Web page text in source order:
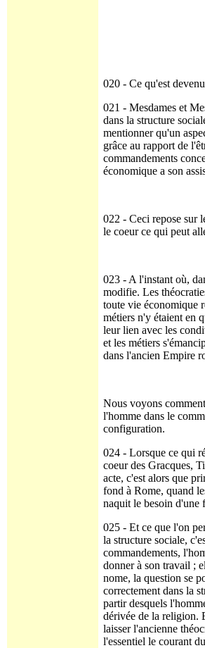
020 - Ce qu'est
021 - Mesdames et
dans la structure
mentionner qu'un
grâce au rapport de
commandements
économique a son
022 - Ceci repose sur
le coeur ce qui peut
023 - A l'instant où,
modifie. Les
toute vie économique
métiers n'y étaient en
leur lien avec les
et les métiers
dans l'ancien Empire
Nous voyons
l'homme dans le
configuration.
024 - Lorsque ce qui
coeur des Gracques,
acte, c'est alors que
fond à Rome, quand
naquit le besoin d'une
025 - Et ce que l'on
la structure sociale,
commandements,
donner à son travail ;
nome, la question se
correctement dans la
partir desquels
dérivée de la religion.
laisser l'ancienne
l'essentiel le courant